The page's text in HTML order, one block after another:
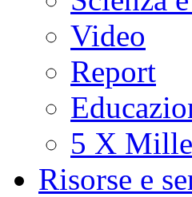
Video
Report
5 X
Risorse e